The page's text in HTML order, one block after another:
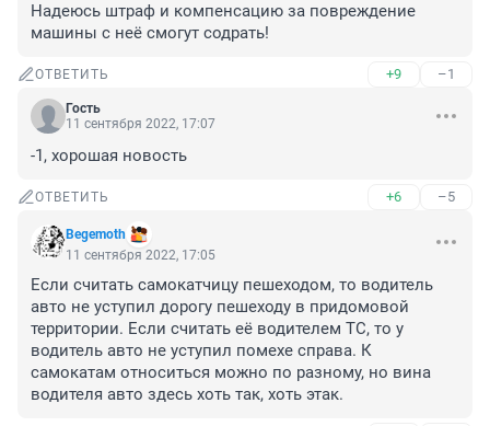
Надеюсь штраф и компенсацию за повреждение
машины с неё смогут содрать!
ОТВЕТИТЬ +9 –1
Гость
11 сентября 2022, 17:07
-1, хорошая новость
ОТВЕТИТЬ +6 –5
Begemoth
11 сентября 2022, 17:05
Если считать самокатчицу пешеходом, то водитель
авто не уступил дорогу пешеходу в придомовой
территории. Если считать её водителем ТС, то у
водитель авто не уступил помехе справа. К
самокатам относиться можно по разному, но вина
водителя авто здесь хоть так, хоть этак.